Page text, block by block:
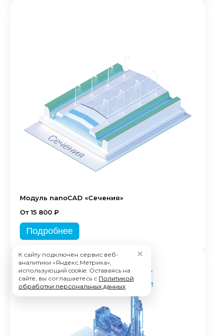
Модуль nanoCAD «Сечения»
От 15 800 ₽
Подробнее
К сайту подключен сервис веб-
аналитики «Яндекс.Метрика»,
использующий cookie. Оставаясь на
сайте, вы соглашаетесь с Политикой
обработки персональных данных.
✕